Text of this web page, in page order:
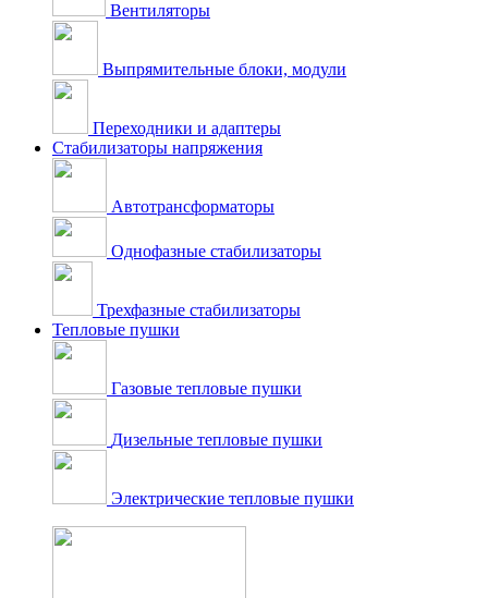
Вентиляторы
Выпрямительные блоки, модули
Переходники и адаптеры
Стабилизаторы напряжения
Автотрансформаторы
Однофазные стабилизаторы
Трехфазные стабилизаторы
Тепловые пушки
Газовые тепловые пушки
Дизельные тепловые пушки
Электрические тепловые пушки